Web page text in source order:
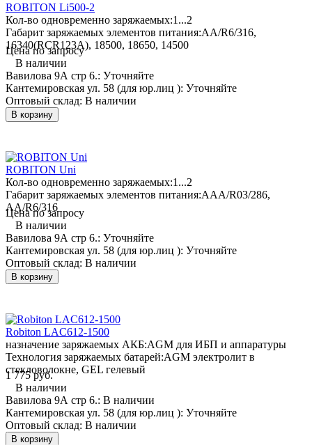
ROBITON Li500-2
Кол-во одновременно заряжаемых:1...2
Габарит заряжаемых элементов питания:AA/R6/316,
16340(RCR123A), 18500, 18650, 14500
Цена по запросу
В наличии
Вавилова 9А стр 6.: Уточняйте
Кантемировская ул. 58 (для юр.лиц ): Уточняйте
Оптовый склад: В наличии
В корзину
ROBITON Uni
Кол-во одновременно заряжаемых:1...2
Габарит заряжаемых элементов питания:AAA/R03/286,
AA/R6/316
Цена по запросу
В наличии
Вавилова 9А стр 6.: Уточняйте
Кантемировская ул. 58 (для юр.лиц ): Уточняйте
Оптовый склад: В наличии
В корзину
Robiton LAC612-1500
назначение заряжаемых АКБ:AGM для ИБП и аппаратуры
Технология заряжаемых батарей:AGM электролит в
стекловолокне, GEL гелевый
1 775 руб.
В наличии
Вавилова 9А стр 6.: В наличии
Кантемировская ул. 58 (для юр.лиц ): Уточняйте
Оптовый склад: В наличии
В корзину